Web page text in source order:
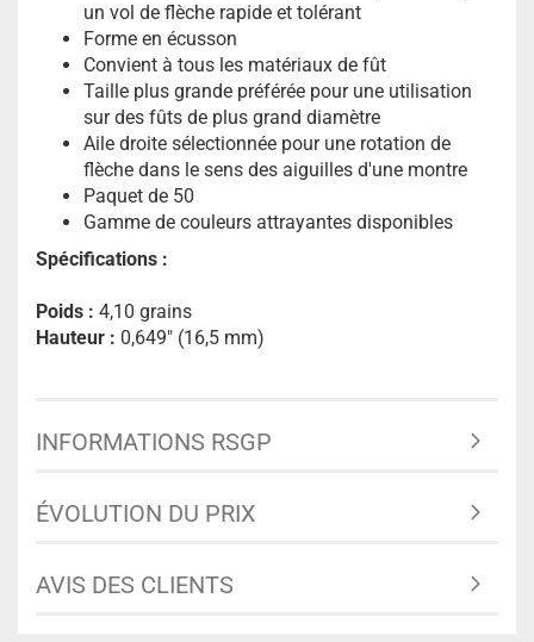
un vol de flèche rapide et tolérant
Forme en écusson
Convient à tous les matériaux de fût
Taille plus grande préférée pour une utilisation
sur des fûts de plus grand diamètre
Aile droite sélectionnée pour une rotation de
flèche dans le sens des aiguilles d'une montre
Paquet de 50
Gamme de couleurs attrayantes disponibles
Spécifications :
Poids : 4,10 grains
Hauteur : 0,649" (16,5 mm)
INFORMATIONS RSGP
ÉVOLUTION DU PRIX
AVIS DES CLIENTS